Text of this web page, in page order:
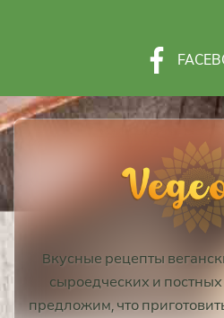
Вкусные рецепты
сыроедческих и
предложим, что